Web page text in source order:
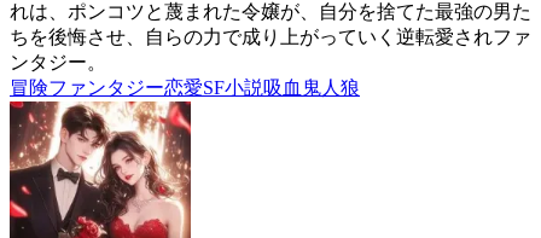
れは、ポンコツと蔑まれた令嬢が、自分を捨てた最強の男た
ちを後悔させ、自らの力で成り上がっていく逆転愛されファ
ンタジー。
冒険ファンタジー恋愛SF小説吸血鬼人狼